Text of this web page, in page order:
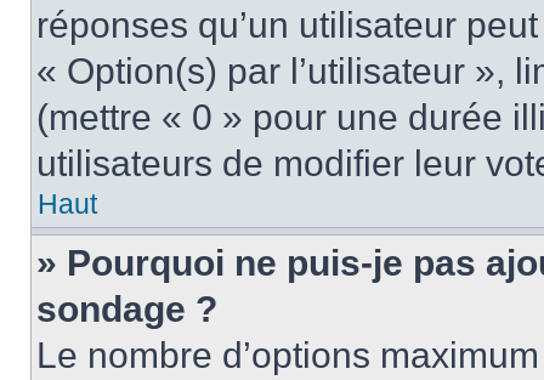
réponses qu’un utilisateur
« Option(s) par l’utilisateur »,
(mettre « 0 » pour une durée
utilisateurs de modifier leur
Haut
» Pourquoi ne puis-je pas
sondage ?
Le nombre d’options